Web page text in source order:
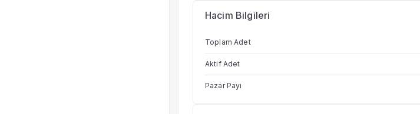
Hacim Bilgileri
Toplam Adet
Aktif Adet
Pazar Payı